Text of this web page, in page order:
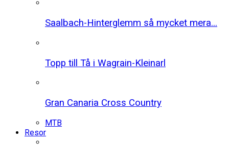
Saalbach-Hinterglemm så mycket mera...
Topp till Tå i Wagrain-Kleinarl
Gran Canaria Cross Country
MTB
Resor